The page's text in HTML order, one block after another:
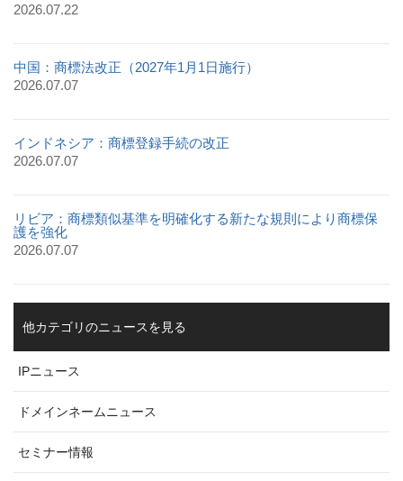
2026.07.22
中国：商標法改正（2027年1月1日施行）
2026.07.07
インドネシア：商標登録手続の改正
2026.07.07
リビア：商標類似基準を明確化する新たな規則により商標保
護を強化
2026.07.07
他カテゴリのニュースを見る
IPニュース
ドメインネームニュース
セミナー情報